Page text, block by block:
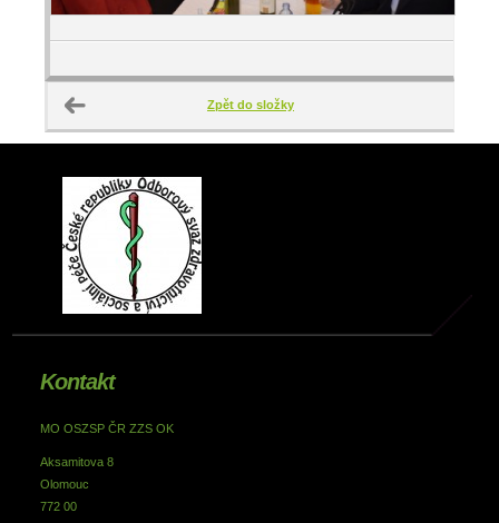
Zpět do složky
Kontakt
MO OSZSP ČR ZZS OK
Aksamitova 8
Olomouc
772 00